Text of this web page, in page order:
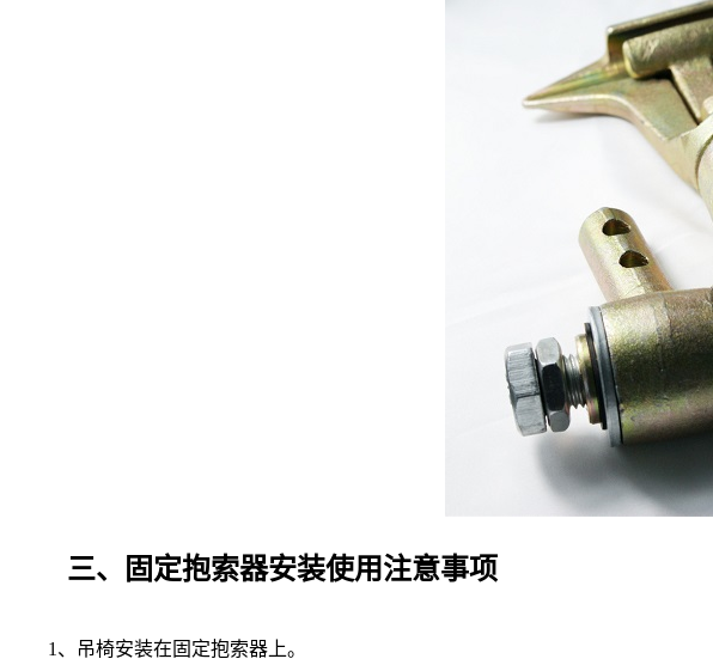
三、固定抱索器安装使用注意事项
1、吊椅安装在固定抱索器上。